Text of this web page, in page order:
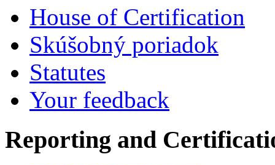
House of Certification
Skúšobný poriadok
Statutes
Your feedback
Reporting and